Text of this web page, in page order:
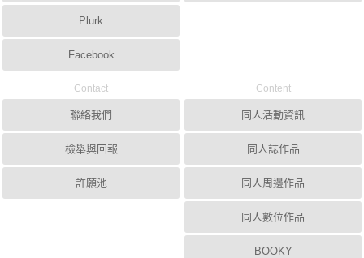
Plurk
Facebook
Contact
聯絡我們
檢舉與回報
許願池
Content
同人活動資訊
同人誌作品
同人周邊作品
同人數位作品
BOOKY